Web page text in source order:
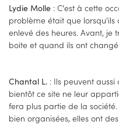
Lydie Molle : C'est à cette
problème était que
enlevé des heures. Avant, je
boite et quand ils ont
Chantal L. : Ils peuvent
bientôt ce site ne leur
fera plus partie de la
bien organisées, elles ont